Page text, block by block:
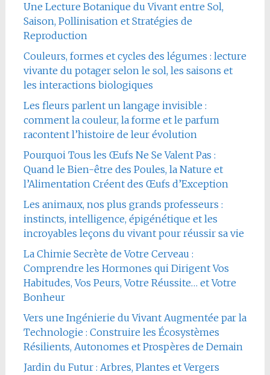
Une Lecture Botanique du Vivant entre Sol,
Saison, Pollinisation et Stratégies de
Reproduction
Couleurs, formes et cycles des légumes : lecture
vivante du potager selon le sol, les saisons et
les interactions biologiques
Les fleurs parlent un langage invisible :
comment la couleur, la forme et le parfum
racontent l’histoire de leur évolution
Pourquoi Tous les Œufs Ne Se Valent Pas :
Quand le Bien-être des Poules, la Nature et
l’Alimentation Créent des Œufs d’Exception
Les animaux, nos plus grands professeurs :
instincts, intelligence, épigénétique et les
incroyables leçons du vivant pour réussir sa vie
La Chimie Secrète de Votre Cerveau :
Comprendre les Hormones qui Dirigent Vos
Habitudes, Vos Peurs, Votre Réussite… et Votre
Bonheur
Vers une Ingénierie du Vivant Augmentée par la
Technologie : Construire les Écosystèmes
Résilients, Autonomes et Prospères de Demain
Jardin du Futur : Arbres, Plantes et Vergers